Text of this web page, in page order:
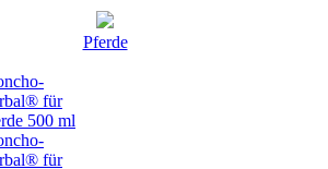
Pferde
für
500 ml
für